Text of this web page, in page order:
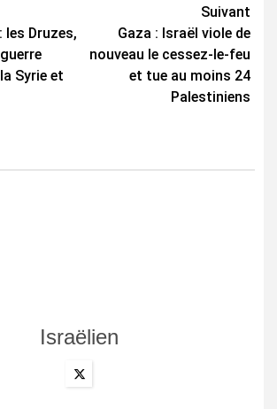
les Druzes,
Syrie et
Suivant
Gaza : Israël viole de
nouveau le cessez-le-feu
et tue au moins 24
Palestiniens
Israëlien